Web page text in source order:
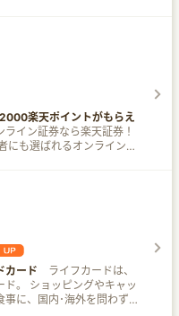
入会＆ご入会月＋1ヵ月後
チ決済1回で7,000円分のV
ゼント ２．新規入会&5万
円以上利用で最大6,000円
トプレゼント └5万円以上
万円以上利用で3,000円分
らさらにプラス3,000円分
クレカ積立などで18,000円
ポイントをギュッと凝縮し
以降の年会費がずーっと
達成のご褒美として達成
イントがもらえます！
」って思うかもしれませ
い物、公共料金の支払いを
ゃえば、月額9万円の利用で
楽天ポイントがもらえ
イン証券なら楽天証券！
にも選ばれるオンライント
手数料0
ポイントプログラム
たでも！国内株取引（現
なりました！ ※国内株取
"に選択し、楽天証券の
あり。
カード ライフカードは、
キャッ
に、国内･海外を問わず、